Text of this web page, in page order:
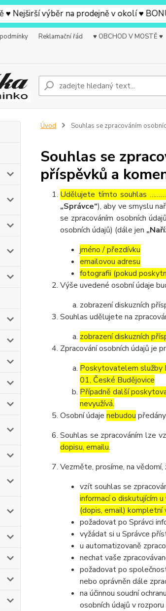
výběr na prodejně v okolí ♥
Reklamační řád ♥ OBCHOD V MOSTĚ ♥
Úvod Souhlas se zpracováním
Souhlas se
příspěvků a
Udělujete tímto souhlas
„Správce“), aby ve smyslu
se zpracováním osobních
osobních údajů) (dále jen
jméno / přezdívku
emailovou adresu
fotografii (pokud
Výše uvedené osobní údaje
zobrazení diskuzních
Souhlas udělujete na
zobrazení diskuzních
Zpracování osobních údajů je
Poskytovatelem služby
01, České Budějovice
Případně další
nevyužívá.
Osobní údaje nebudou
Souhlas se zpracováním lze
dopisu, emailu.
Vezměte, prosíme, na
vzít souhlas se
informací o diskutujícím
(dopis, email) kompletní
požadovat po Správci
vyžádat si u Správce
u automatizovaně
nechat vaše
požadovat po
nebo oprávněn dále
na účinnou soudní
osobních údajů v